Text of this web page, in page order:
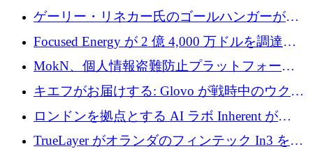
2,000 万ユーロのシードラウンドを完了
ゲーリー・リネカー氏のゴールハンガーがVC
事業を開始
Focused Energy が 2 億 4,000 万ドルを調達、
TrueLayer が In3 を買収、ロンドンが首位の座
を奪還
MokN、個人情報盗難防止プラットフォーム
の成長のためにシリーズ A で 1,500 万ドルを
調達
キエフがお届けする: Glovo が戦時中のウクラ
イナで最も急速に成長する市場の 1 つをどの
ように拡大したか
ロンドンを拠点とする AI ラボ Inherent が
5,000 万ドルの資金調達でステルスから浮上
TrueLayer がオランダのフィンテック In3 を買